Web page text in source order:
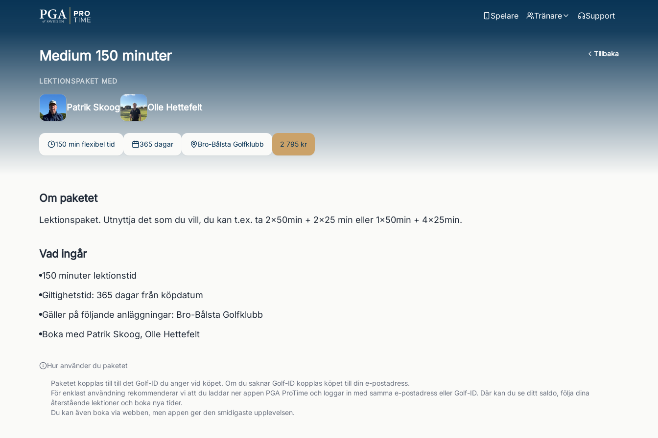
Spelare Tränare Support
Tillbaka
Medium 150 minuter
LEKTIONSPAKET MED
Patrik Skoog Olle Hettefelt
150 min flexibel tid 365 dagar Bro-Bålsta Golfklubb 2 795 kr
Om paketet
Lektionspaket. Utnyttja det som du vill, du kan t.ex. ta 2x50min + 2x25 min eller 1x50min + 4x25min.
Vad ingår
150 minuter lektionstid
Giltighetstid: 365 dagar från köpdatum
Gäller på följande anläggningar: Bro-Bålsta Golfklubb
Boka med Patrik Skoog, Olle Hettefelt
Hur använder du paketet
Paketet kopplas till till det Golf-ID du anger vid köpet. Om du saknar Golf-ID kopplas köpet till din e-postadress.
För enklast användning rekommenderar vi att du laddar ner appen PGA ProTime och loggar in med samma e-postadress eller Golf-ID. Där kan du se ditt saldo, följa dina
återstående lektioner och boka nya tider.
Du kan även boka via webben, men appen ger den smidigaste upplevelsen.